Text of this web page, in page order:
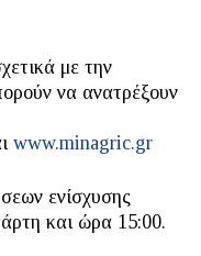
με την
να ανατρέξουν
www.minagric.gr
ενίσχυσης
και ώρα 15:00.